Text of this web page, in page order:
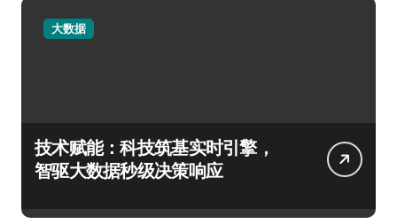
大数据
技术赋能：科技筑基实时引擎，
智驱大数据秒级决策响应